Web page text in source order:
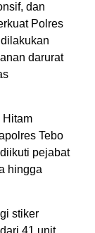
dan
Polres
darurat
Hitam
Tebo
pejabat
hingga
stiker
41 unit